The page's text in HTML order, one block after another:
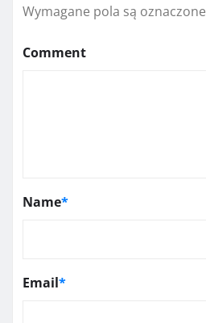
Wymagane pola są oznaczone
Comment
Name*
Email*